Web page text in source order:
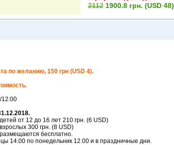
2112 1900.8 грн. (USD 48)
по желанию, 150 грн (USD 4).
12:00
от 12 до 16 лет 210 грн. (6 USD)
300 грн. (8 USD)
бесплатно.
14.00 по понедельник 12.00 и в праздничные дни.